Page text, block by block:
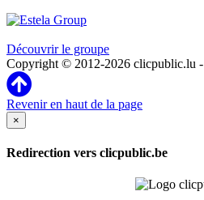
Découvrir le groupe
Copyright © 2012-2026 clicpublic.lu -
Revenir en haut de la page
×
Redirection vers clicpublic.be